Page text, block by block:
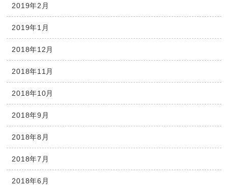
2019年2月
2019年1月
2018年12月
2018年11月
2018年10月
2018年9月
2018年8月
2018年7月
2018年6月